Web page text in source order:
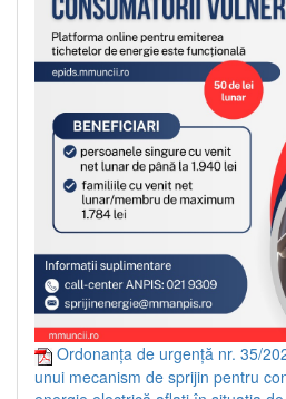
Ordonanța de urgență nr. 35/
unui mecanism de sprijin pentru